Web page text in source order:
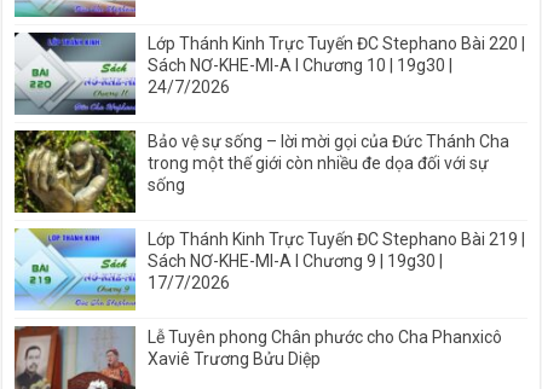
Lớp Thánh Kinh Trực Tuyến ĐC Stephano Bài 220 |
Sách NƠ-KHE-MI-A I Chương 10 | 19g30 |
24/7/2026
Bảo vệ sự sống – lời mời gọi của Đức Thánh Cha
trong một thế giới còn nhiều đe dọa đối với sự
sống
Lớp Thánh Kinh Trực Tuyến ĐC Stephano Bài 219 |
Sách NƠ-KHE-MI-A I Chương 9 | 19g30 |
17/7/2026
Lễ Tuyên phong Chân phước cho Cha Phanxicô
Xaviê Trương Bửu Diệp